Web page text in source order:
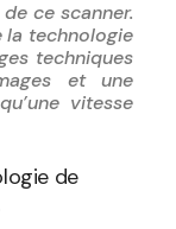
ce scanner.
la technologie
techniques
et une
vitesse
de